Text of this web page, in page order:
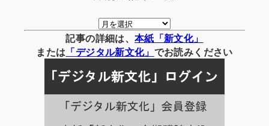
月
別
の
事
一
覧
記事の詳細は、 本紙「新文化」
または 「デジタル新文化」 でお読みください